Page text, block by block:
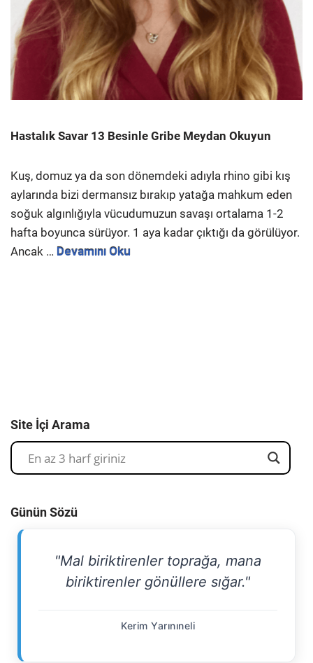
Hastalık Savar 13 Besinle Gribe Meydan Okuyun
Kuş, domuz ya da son dönemdeki adıyla rhino gibi kış
aylarında bizi dermansız bırakıp yatağa mahkum eden
soğuk algınlığıyla vücudumuzun savaşı ortalama 1-2
hafta boyunca sürüyor. 1 aya kadar çıktığı da görülüyor.
Ancak … Devamını Oku
Site İçi Arama
Günün Sözü
"Mal biriktirenler toprağa, mana
biriktirenler gönüllere sığar."
Kerim Yarınıneli